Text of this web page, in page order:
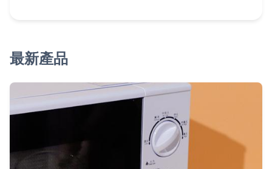
最新產品